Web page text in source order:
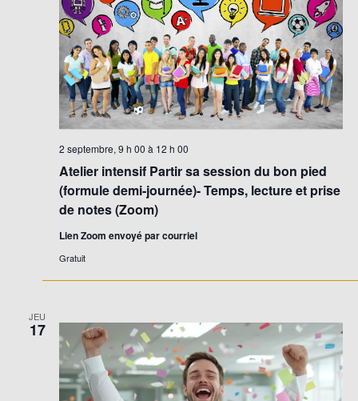
Atelier intensif Partir sa session du bon pied
(formule demi-journée)- Temps, lecture et prise
de notes (Zoom)
2 septembre, 9 h 00 à 12 h 00
Lien Zoom envoyé par courriel
Gratuit
JEU
17